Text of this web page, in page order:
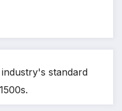
standard